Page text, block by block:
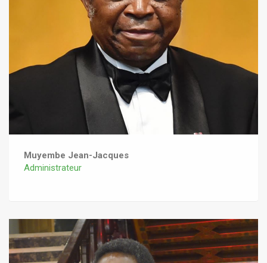
Muyembe Jean-Jacques
Administrateur